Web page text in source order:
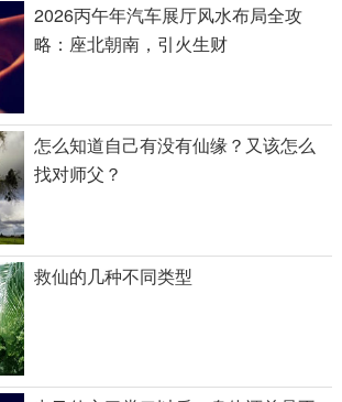
2026丙午年汽车展厅风水布局全攻
略：座北朝南，引火生财
怎么知道自己有没有仙缘？又该怎么
找对师父？
救仙的几种不同类型